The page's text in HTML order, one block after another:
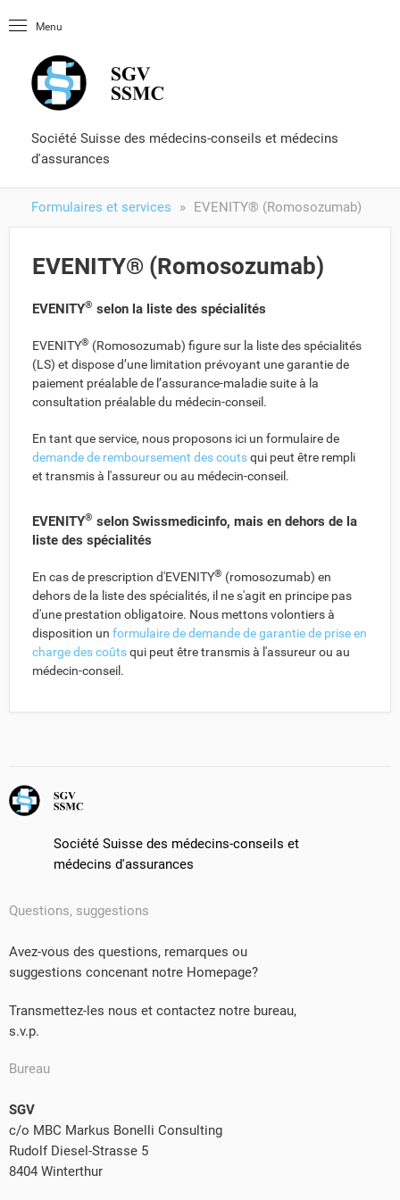
Menu
Société Suisse des médecins-conseils et médecins
d'assurances
Formulaires et services EVENITY® (Romosozumab)
EVENITY® (Romosozumab)
EVENITY® selon la liste des spécialités
EVENITY® (Romosozumab) figure sur la liste des spécialités
(LS) et dispose d’une limitation prévoyant une garantie de
paiement préalable de l’assurance-maladie suite à la
consultation préalable du médecin-conseil.
En tant que service, nous proposons ici un formulaire de
demande de remboursement des coutsqui peut être rempli
et transmis à l'assureur ou au médecin-conseil.
EVENITY® selon Swissmedicinfo, mais en dehors de la
liste des spécialités
En cas de prescription d'EVENITY® (romosozumab) en
dehors de la liste des spécialités, il ne s'agit en principe pas
d'une prestation obligatoire. Nous mettons volontiers à
disposition un formulaire de demande de garantie de prise en
charge des coûtsqui peut être transmis à l'assureur ou au
médecin-conseil.
Société Suisse des médecins-conseils et
médecins d'assurances
Questions, suggestions
Avez-vous des questions, remarques ou
suggestions concenant notre Homepage?
Transmettez-les nous et contactez notre bureau,
s.v.p.
Bureau
SGV
c/o MBC Markus Bonelli Consulting
Rudolf Diesel-Strasse 5
8404 Winterthur
Littérature
Certificat de capacité
Formulaires et services